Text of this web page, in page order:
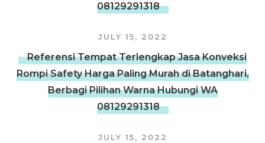
08129291318
JULY 15, 2022
Referensi Tempat Terlengkap Jasa Konveksi
Rompi Safety Harga Paling Murah di Batanghari,
Berbagi Pilihan Warna Hubungi WA
08129291318
JULY 15, 2022